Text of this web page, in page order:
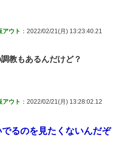
アウト ：2022/02/21(月) 13:23:40.21
教もあるんだけど？
アウト ：2022/02/21(月) 13:28:02.12
るのを見たくないんだぞ